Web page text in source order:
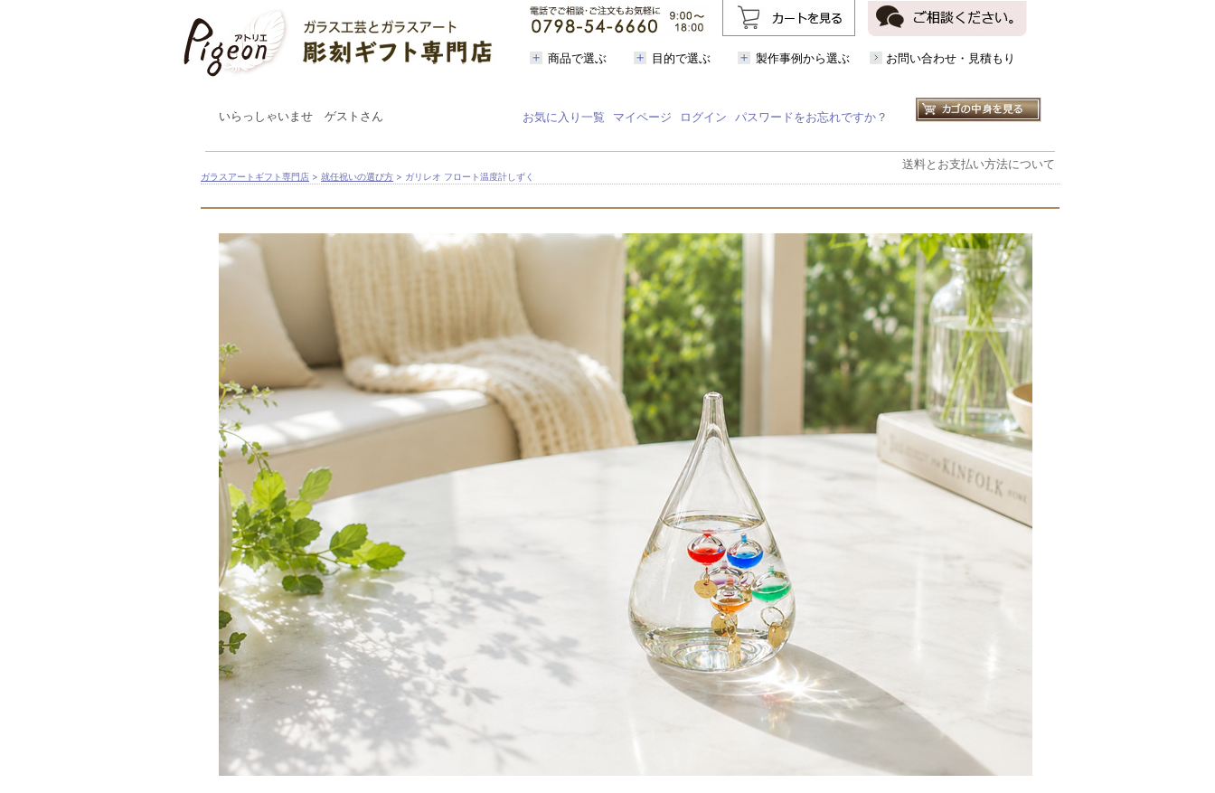
商品で選ぶ 目的で選ぶ 製作事例から選ぶ お問い合わせ・見積もり
いらっしゃいませ ゲストさん お気に入り一覧 マイページ ログイン パスワードをお忘れですか？
送料とお支払い方法について
ガラスアートギフト専門店 > 就任祝いの選び方 > ガリレオ フロート温度計しずく